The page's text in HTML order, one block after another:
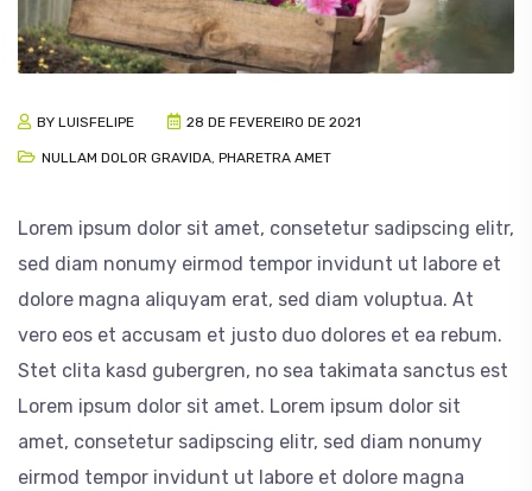
BY LUISFELIPE 28 DE FEVEREIRO DE 2021
NULLAM DOLOR GRAVIDA, PHARETRA AMET
Lorem ipsum dolor sit amet, consetetur sadipscing elitr,
sed diam nonumy eirmod tempor invidunt ut labore et
dolore magna aliquyam erat, sed diam voluptua. At
vero eos et accusam et justo duo dolores et ea rebum.
Stet clita kasd gubergren, no sea takimata sanctus est
Lorem ipsum dolor sit amet. Lorem ipsum dolor sit
amet, consetetur sadipscing elitr, sed diam nonumy
eirmod tempor invidunt ut labore et dolore magna